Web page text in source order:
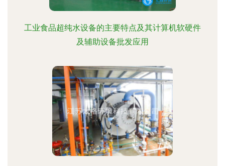
工业食品超纯水设备的主要特点及其计算机软硬件
及辅助设备批发应用